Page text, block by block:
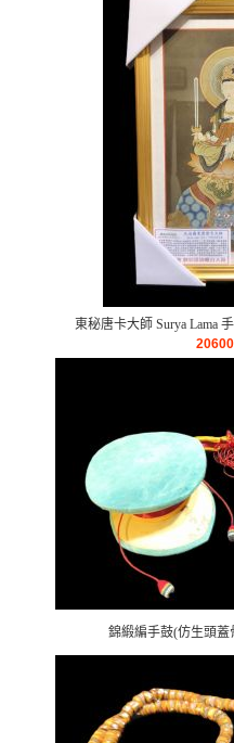
東秘唐卡大師 Surya Lama
錦緞編手鼓(仿生頭蓋